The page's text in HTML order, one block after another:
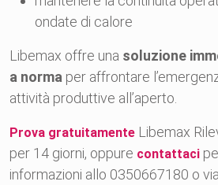
ondate di calore
Libemax offre una soluzione
a norma per affrontare
attività produttive all’aperto.
Prova gratuitamente Libemax
per 14 giorni, oppure contattaci
informazioni allo 0350667180 o